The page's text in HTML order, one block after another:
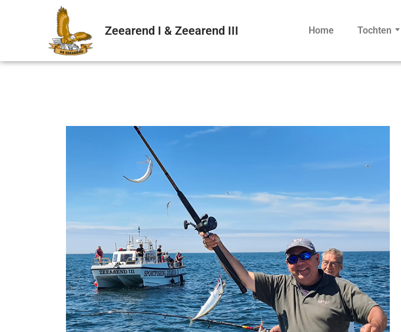
Zeearend I & Zeearend III Home Tochten